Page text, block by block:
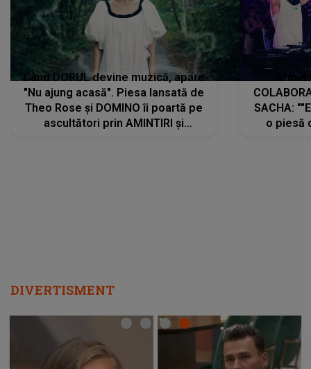
Când DORUL devine muzică, apare
"Nu ajung acasă". Piesa lansată de
Theo Rose și DOMINO îi poartă pe
ascultători prin AMINTIRI și
SACHA:
o piesă
DIVERTISMENT